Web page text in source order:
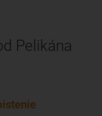
Pelikána